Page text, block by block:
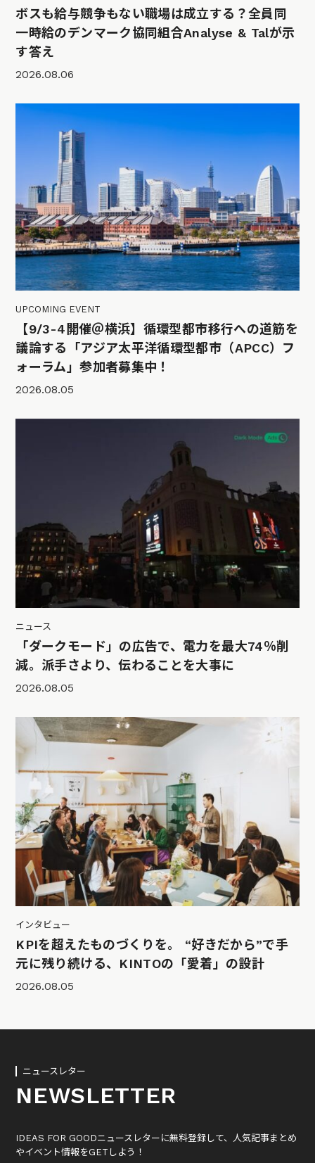
ボスも給与競争もない職場は成立する？全員同
一時給のデンマーク協同組合Analyse & Talが示
す答え
2026.08.06
UPCOMING EVENT
【9/3-4開催＠横浜】循環型都市移行への道筋を
議論する「アジア太平洋循環型都市（APCC）フ
ォーラム」参加者募集中！
2026.08.05
ニュース
「ダークモード」の広告で、電力を最大74％削
減。派手さより、伝わることを大事に
2026.08.05
インタビュー
KPIを超えたものづくりを。 “好きだから”で手
元に残り続ける、KINTOの「愛着」の設計
2026.08.05
ニュースレター
NEWSLETTER
IDEAS FOR GOODニュースレターに無料登録して、人気記事まとめ
やイベント情報をGETしよう！